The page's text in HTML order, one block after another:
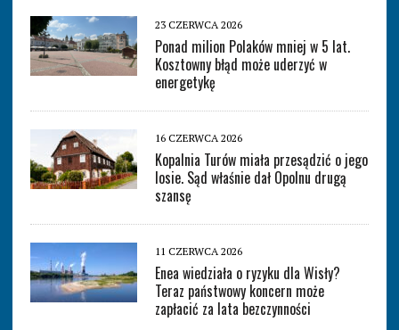
23 CZERWCA 2026
Ponad milion Polaków mniej w 5 lat.
Kosztowny błąd może uderzyć w
energetykę
16 CZERWCA 2026
Kopalnia Turów miała przesądzić o jego
losie. Sąd właśnie dał Opolnu drugą
szansę
11 CZERWCA 2026
Enea wiedziała o ryzyku dla Wisły?
Teraz państwowy koncern może
zapłacić za lata bezczynności